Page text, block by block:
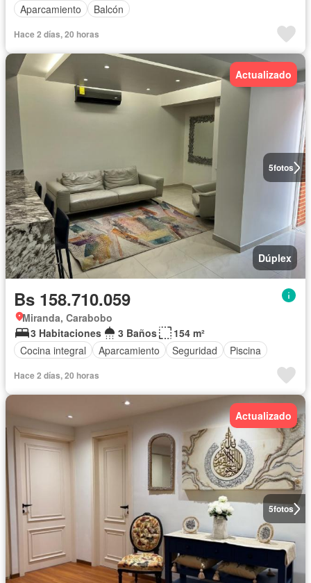
Aparcamiento
Balcón
Hace 2 días, 20 horas
5fotos
Actualizado
Dúplex
Bs 158.710.059
Miranda, Carabobo
3 Habitaciones
3 Baños
154 m²
Cocina integral
Aparcamiento Seguridad Piscina
Hace 2 días, 20 horas
5fotos
Actualizado